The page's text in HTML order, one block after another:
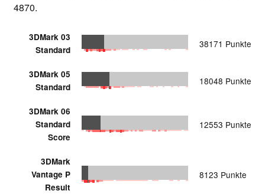
4870.
3DMark 03
Standard
38171 Punkte
3DMark 05
Standard
18048 Punkte
3DMark 06
Standard
Score
12553 Punkte
3DMark
Vantage P
Result
8123 Punkte